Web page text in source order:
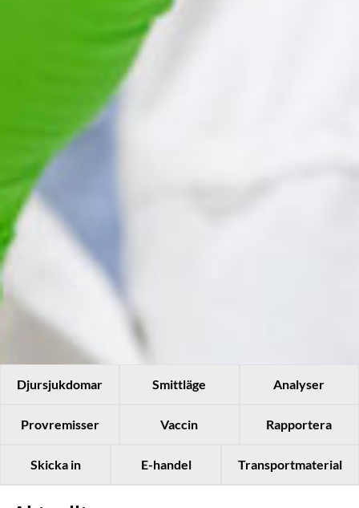
Djursjukdomar Smittläge Analyser
Provremisser Vaccin Rapportera
Skicka in E-handel Transportmaterial